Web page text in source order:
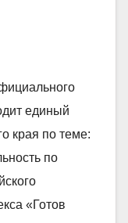
единый
края по теме:
по
«Готов